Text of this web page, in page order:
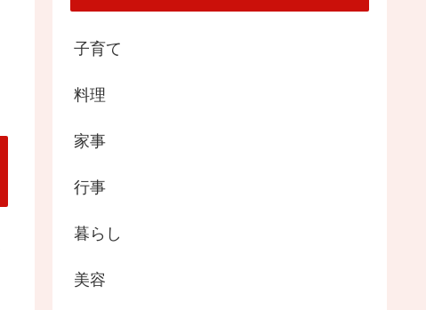
子育て
料理
家事
行事
暮らし
美容